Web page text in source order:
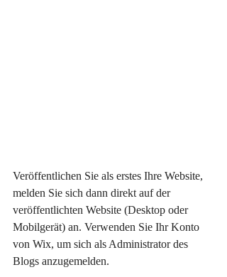
Veröffentlichen Sie als erstes Ihre Website,
melden Sie sich dann direkt auf der
veröffentlichten Website (Desktop oder
Mobilgerät) an. Verwenden Sie Ihr Konto
von Wix, um sich als Administrator des
Blogs anzugemelden.